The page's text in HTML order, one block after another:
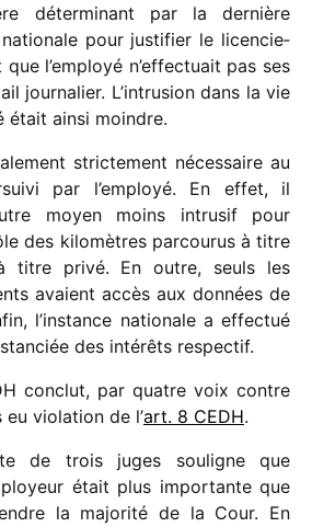
déter­mi­nant par la dernière
pour justi­fier le licen­cie­
l’employé n’effectuait pas ses
jour­na­lier. L’intrusion dans la vie
était ainsi moindre.
stric­te­ment néces­saire au
par l’employé. En effet, il
moyen moins intru­sif pour
des kilo­mètres parcou­rus à titre
titre privé. En outre, seuls les
avaient accès aux données de
l’instance natio­nale a effec­tué
des inté­rêts respectif.
conclut, par quatre voix contre
eu viola­tion de l’art. 8 CEDH.
de trois juges souligne que
était plus impor­tante que
la majo­rité de la Cour. En